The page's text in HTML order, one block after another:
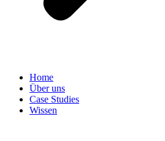
Home
Über uns
Case Studies
Wissen